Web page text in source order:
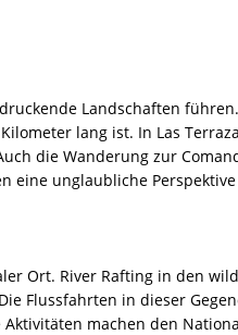
Landschaften
lang ist. In Las
die Wanderung zur
eine unglaubliche
Ort. River Rafting in den
Flussfahrten in dieser
machen den